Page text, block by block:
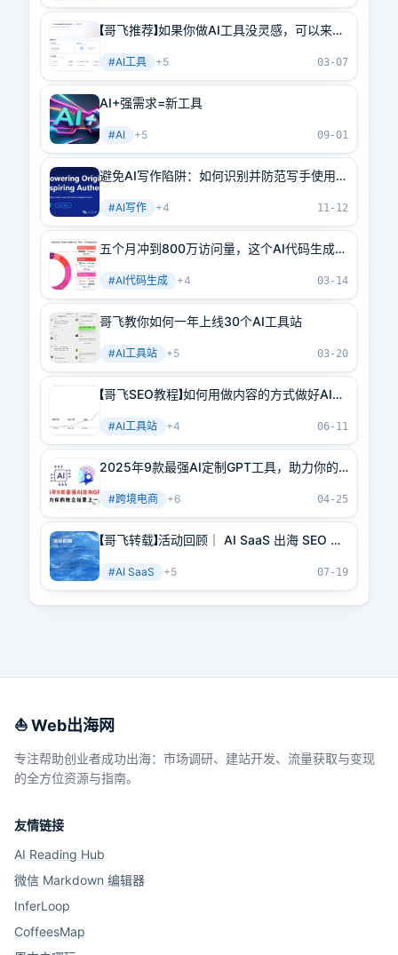
【哥飞推荐】如果你做AI工具没灵感，可以来这
#AI工具 +5 03-07
AI+强需求=新工具
#AI +5 09-01
避免AI写作陷阱：如何识别并防范写手使用AI
#AI写作 +4 11-12
五个月冲到800万访问量，这个AI代码生成工
#AI代码生成 +4 03-14
哥飞教你如何一年上线30个AI工具站
#AI工具站 +5 03-20
【哥飞SEO教程】如何用做内容的方式做好AI工
#AI工具站 +4 06-11
2025年9款最强AI定制GPT工具，助力你的
#跨境电商 +6 04-25
【哥飞转载】活动回顾｜ AI SaaS 出海 SEO 与
#AI SaaS +5 07-19
⛵️ Web出海网
专注帮助创业者成功出海：市场调研、建站开发、流量获取与变现
的全方位资源与指南。
友情链接
AI Reading Hub
微信 Markdown 编辑器
InferLoop
CoffeesMap